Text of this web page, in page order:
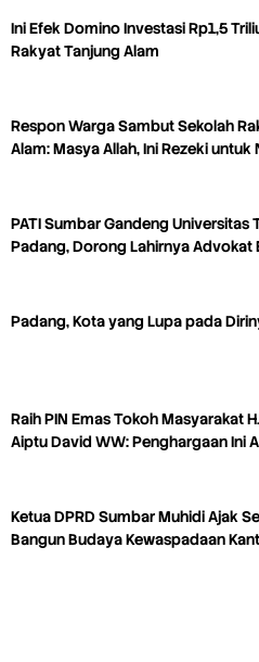
Ini Efek Domino Investasi Rp1,5
Rakyat Tanjung Alam
Respon Warga Sambut Sekolah
Alam: Masya Allah, Ini Rezeki untuk
PATI Sumbar Gandeng Universitas
Padang, Dorong Lahirnya Advokat
Padang, Kota yang Lupa pada
Raih PIN Emas Tokoh Masyarakat
Aiptu David WW: Penghargaan Ini
Ketua DPRD Sumbar Muhidi Ajak
Bangun Budaya Kewaspadaan